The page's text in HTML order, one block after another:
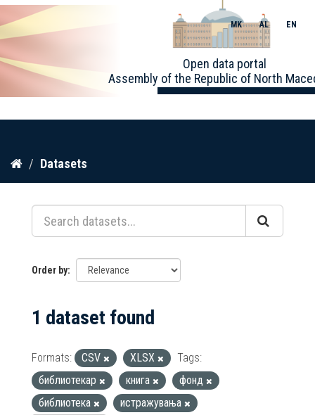
Skip
content
Open data portal
Assembly of the Republic of North
MK AL EN
Datasets
Order by
1 dataset found
Formats: CSV XLSX
Tags:
библиотекар
книга
фонд
библиотека
истражувања